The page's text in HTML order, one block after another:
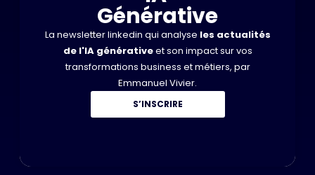
Générative
La newsletter linkedin qui analyse les actualités
de l'IA générativeet son impact sur vos
transformations business et métiers, par
Emmanuel Vivier.
S’INSCRIRE